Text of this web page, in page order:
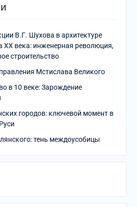
В.Г. Шухова в архитектуре
XX века: инженерная революция,
строительство
Мстислава Великого
в 10 веке: Зарождение
городов: ключевой момент в
тень междоусобицы